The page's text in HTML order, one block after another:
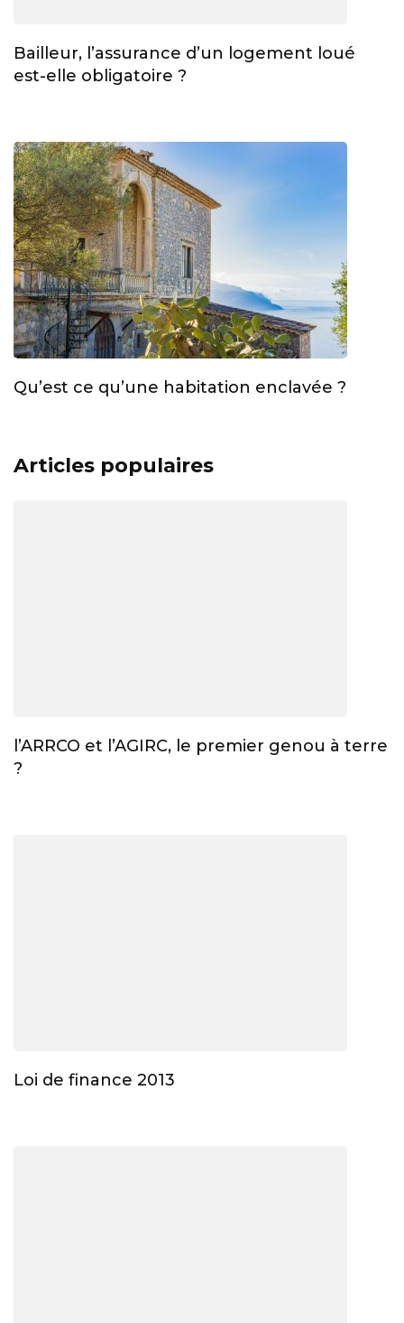
Bailleur, l’assurance d’un logement loué
est-elle obligatoire ?
Qu’est ce qu’une habitation enclavée ?
Articles populaires
l’ARRCO et l’AGIRC, le premier genou à terre
?
Loi de finance 2013